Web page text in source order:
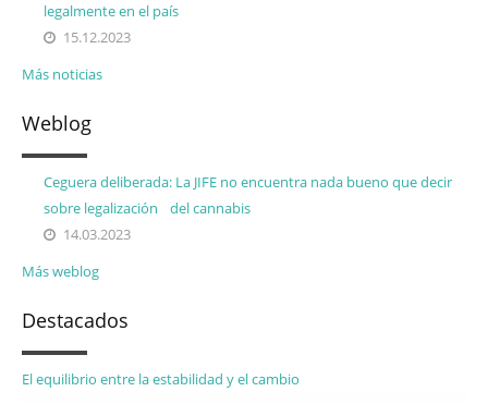
legalmente en el país
15.12.2023
Más noticias
Weblog
Ceguera deliberada: La JIFE no encuentra nada bueno que decir
sobre legalización del cannabis
14.03.2023
Más weblog
Destacados
El equilibrio entre la estabilidad y el cambio